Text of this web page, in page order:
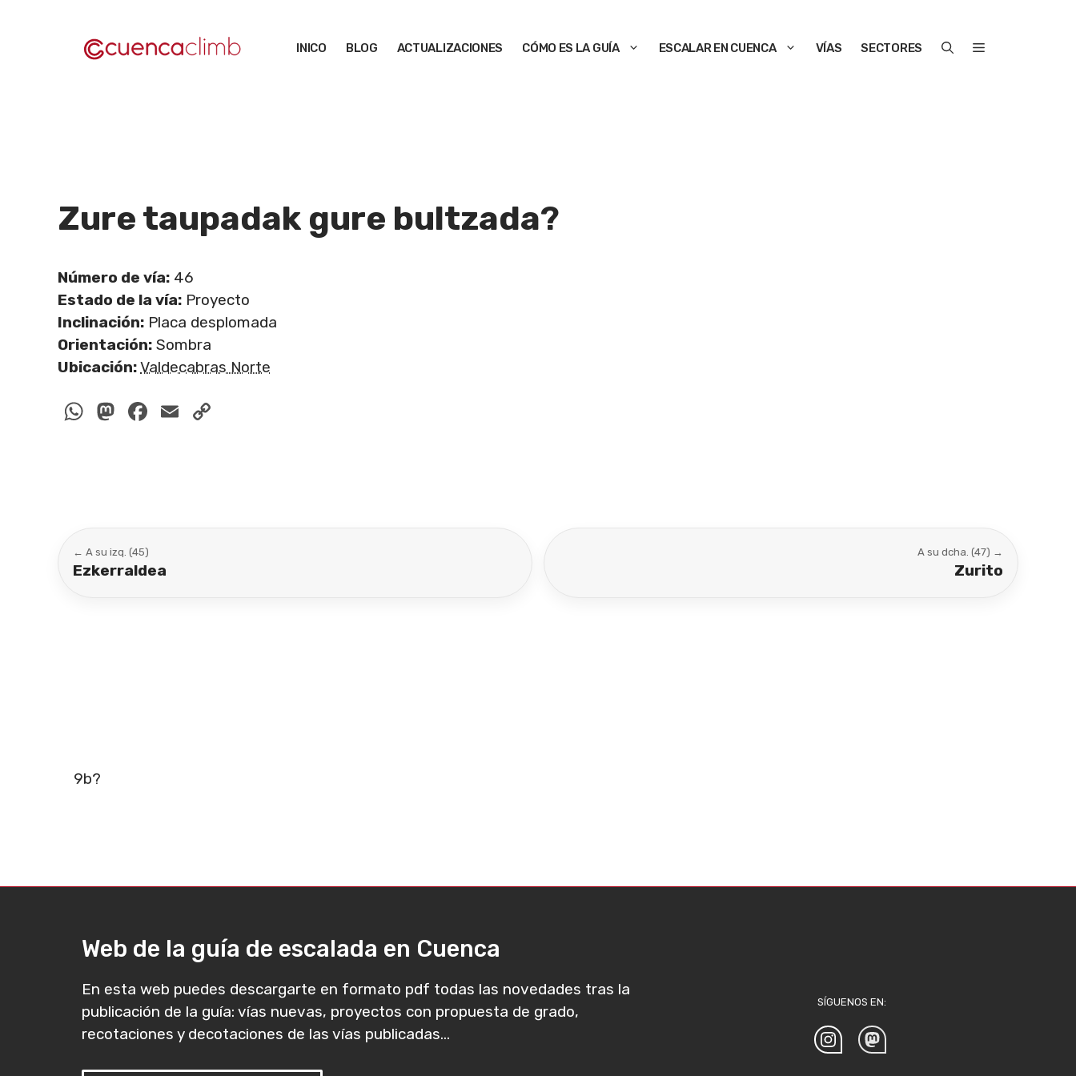
INICO BLOG ACTUALIZACIONES CÓMO ES LA GUÍA ESCALAR EN CUENCA VÍAS SECTORES
Zure taupadak gure bultzada?
Número de vía: 46
Estado de la vía: Proyecto
Inclinación: Placa desplomada
Orientación: Sombra
Ubicación:Valdecabras Norte
WhatsApp
Mastodon
Facebook
Email
← A su izq. (45)
Ezkerraldea
A su dcha. (47) →
Zurito
9b?
Web de la guía de escalada en Cuenca
En esta web puedes descargarte en formato pdf todas las novedades tras la
publicación de la guía: vías nuevas, proyectos con propuesta de grado,
recotaciones y decotaciones de las vías publicadas...
SÍGUENOS EN: